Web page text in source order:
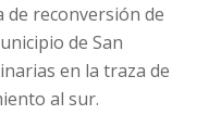
reconversión de
de San
en la traza de
al sur.